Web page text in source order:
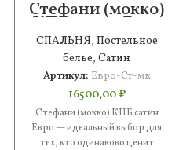
Стефани (мокко)
КПБ сатин Евро
СПАЛЬНЯ, Постельное
белье, Сатин
Артикул: Евро-Ст-мк
16500,00₽
Стефани (мокко) КПБ сатин
Евро — идеальный выбор для
тех, кто одинаково ценит